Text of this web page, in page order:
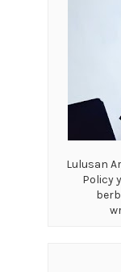
Lulusan
Policy